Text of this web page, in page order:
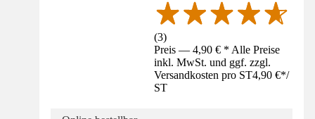
(3)
Preis — 4,90 € * Alle Preise
inkl. MwSt. und ggf. zzgl.
Versandkosten pro ST4,90 €*/
ST